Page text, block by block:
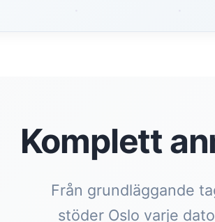
Komplett
Från grundläggande
stöder Oslo varje